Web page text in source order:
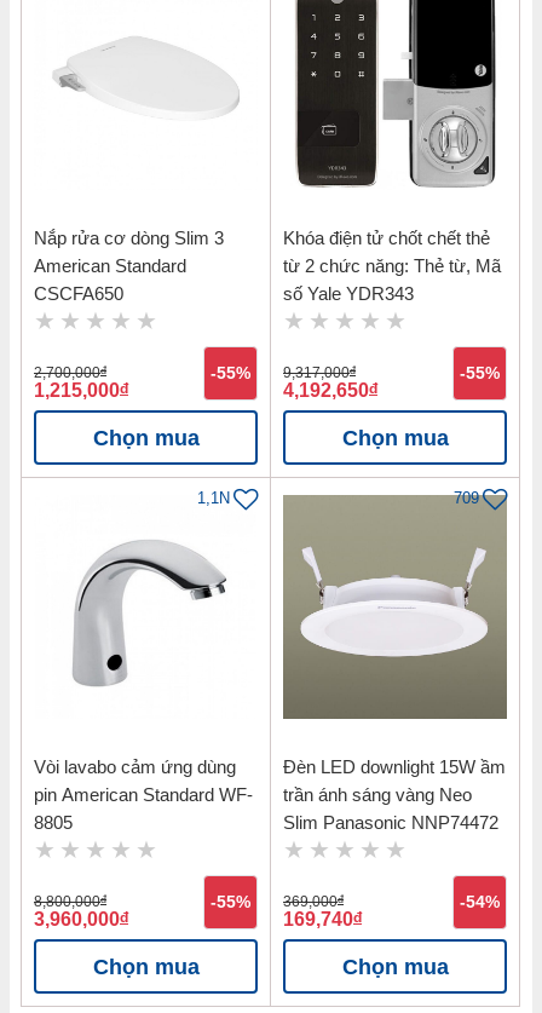
Nắp rửa cơ dòng Slim 3
American Standard
CSCFA650
2,700,000đ
1,215,000đ
-55%
Chọn mua
Khóa điện tử chốt chết thẻ
từ 2 chức năng: Thẻ từ, Mã
số Yale YDR343
9,317,000đ
4,192,650đ
-55%
Chọn mua
1,1N
Vòi lavabo cảm ứng dùng
pin American Standard WF-
8805
8,800,000đ
3,960,000đ
-55%
Chọn mua
709
Đèn LED downlight 15W ầm
trần ánh sáng vàng Neo
Slim Panasonic NNP74472
369,000đ
169,740đ
-54%
Chọn mua